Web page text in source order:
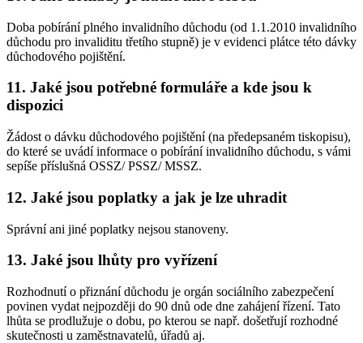
Doba pobírání plného invalidního důchodu (od 1.1.2010 invalidního
důchodu pro invaliditu třetího stupně) je v evidenci plátce této dávky
důchodového pojištění.
11. Jaké jsou potřebné formuláře a kde jsou k
dispozici
Žádost o dávku důchodového pojištění (na předepsaném tiskopisu),
do které se uvádí informace o pobírání invalidního důchodu, s vámi
sepíše příslušná OSSZ/ PSSZ/ MSSZ.
12. Jaké jsou poplatky a jak je lze uhradit
Správní ani jiné poplatky nejsou stanoveny.
13. Jaké jsou lhůty pro vyřízení
Rozhodnutí o přiznání důchodu je orgán sociálního zabezpečení
povinen vydat nejpozději do 90 dnů ode dne zahájení řízení. Tato
lhůta se prodlužuje o dobu, po kterou se např. došetřují rozhodné
skutečnosti u zaměstnavatelů, úřadů aj.